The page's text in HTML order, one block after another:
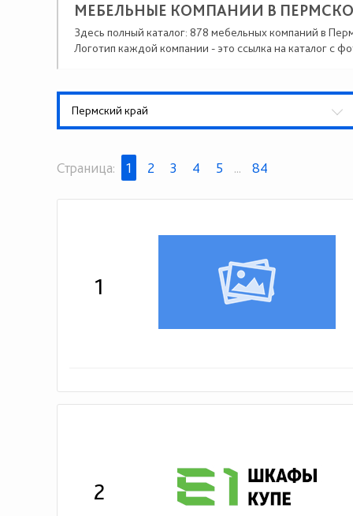
МЕБЕЛЬНЫЕ КОМПАНИИ В
Здесь полный каталог: 878 мебельных компаний в
Логотип каждой компании - это ссылка на каталог с
Пермский край
Страница: 1 2 3 4 5 ... 84
1
2